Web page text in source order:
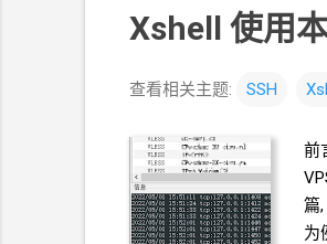
Xshell 使用
查看相关主题: SSH
前
篇
为